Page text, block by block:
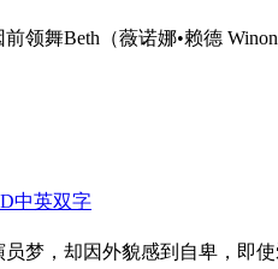
舞Beth（薇诺娜•赖德
中英双字
，却因外貌感到自卑，即使